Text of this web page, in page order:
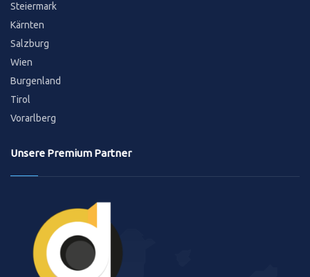
Steiermark
Kärnten
Salzburg
Wien
Burgenland
Tirol
Vorarlberg
Unsere Premium Partner